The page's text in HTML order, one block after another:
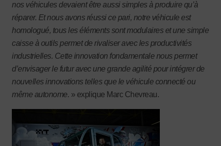
nos véhicules devaient être aussi simples à produire qu’à
réparer. Et nous avons réussi ce pari, notre véhicule est
homologué, tous les éléments sont modulaires et une simple
caisse à outils permet de rivaliser avec les productivités
industrielles. Cette innovation fondamentale nous permet
d’envisager le futur avec une grande agilité pour intégrer de
nouvelles innovations telles que le véhicule connecté ou
même autonome. » explique Marc Chevreau.